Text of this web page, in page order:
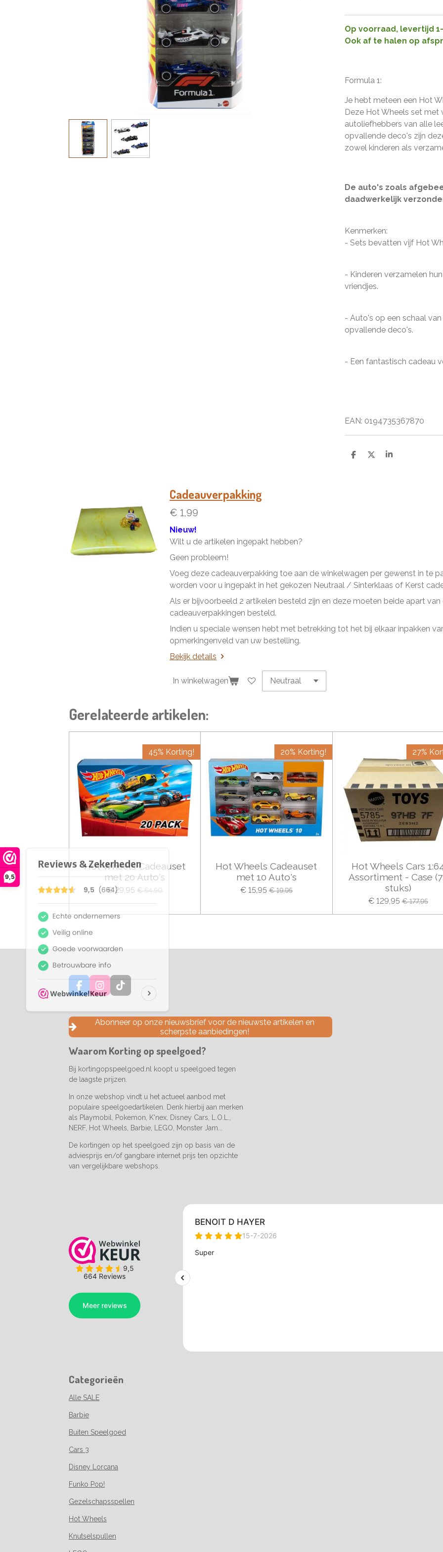
9,5
Op voorraad, levertijd
Ook af te halen op
Formula 1:
Je hebt meteen een Hot
Deze Hot Wheels set
autoliefhebbers van alle
opvallende deco's zijn
zowel kinderen als
De auto's zoals
daadwerkelijk
Kenmerken:
- Sets bevatten vijf Hot
- Kinderen verzamelen
vriendjes.
- Auto's op een schaal
opvallende deco's.
- Een fantastisch cadeau
EAN: 0194735367870
D
D
S
Cadeauverpakking
€ 1,99
Nieuw!
Wilt u de artikelen ingepakt hebben?
Geen probleem!
Voeg deze cadeauverpakking toe aan de winkelwagen per gewenst in te
worden voor u ingepakt in het gekozen Neutraal / Sinterklaas of Kerst
Als er bijvoorbeeld 2 artikelen besteld zijn en deze moeten beide apart
cadeauverpakkingen besteld.
Indien u speciale wensen hebt met betrekking tot het bij elkaar inpakken
opmerkingenveld van uw bestelling.
Bekijk details
In winkelwagen
Gerelateerde artikelen:
45% Korting!
Hot Wheels Cadeauset
met 20 Auto's
€ 29,95 € 54,50
20% Korting!
Hot Wheels Cadeauset
met 10 Auto's
€ 15,95 € 19,95
27%
Hot Wheels Cars
Assortiment - Case
stuks)
€ 129,95 € 177,95
F
a
e
o
k
I
n
t
a
g
a
T
i
T
o
k
Abonneer op onze nieuwsbrief voor de nieuwste artikelen en
scherpste aanbiedingen!
Waarom Korting op speelgoed?
Bij kortingopspeelgoed.nl koopt u speelgoed tegen
de laagste prijzen.
In onze webshop vindt u het actueel aanbod met
populaire speelgoedartikelen. Denk hierbij aan merken
als Playmobil, Pokemon, K'nex, Disney Cars, L.O.L.,
NERF, Hot Wheels, Barbie, LEGO, Monster Jam...
De kortingen op het speelgoed zijn op basis van de
adviesprijs en/of gangbare internet prijs ten opzichte
van vergelijkbare webshops.
Categorieën
Alle SALE
Barbie
Buiten Speelgoed
Cars 3
Disney Lorcana
Funko Pop!
Gezelschapsspellen
Hot Wheels
Knutselspullen